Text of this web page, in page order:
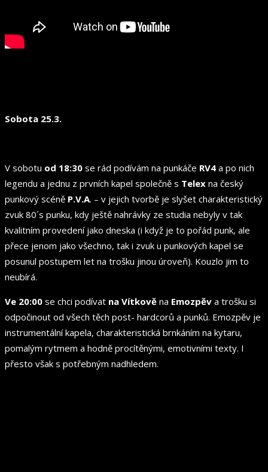
Sobota 25.3.
V sobotu od 18:30 se rád podívám na punkáče RV4 a po nich
legendu a jednu z prvních kapel společně s Telex na český
punkový scéně P.V.A. – v jejich tvorbě je slyšet charakteristický
zvuk 80´s punku, kdy ještě nahrávky ze studia nebyly v tak
kvalitním provedení jako dneska (i když je to pořád punk, ale
přece jenom jako všechno, tak i zvuk u punkových kapel se
posunul postupem let na trošku jinou úroveň). Kouzlo jim to
neubírá.
Ve 20:00 se chci podívat na Vítkově na Emozpěv a trošku si
odpočinout od všech těch post- hardcorů a punků. Emozpěv je
instrumentální kapela, charakteristická brnkáním na kytaru,
pomalým rytmem a hodně procítěnými, emotivními texty. I
přesto však s potřebným nadhledem.